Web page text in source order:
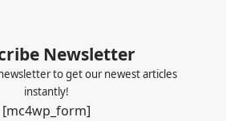
Newsletter
to get our newest articles
instantly!
[mc4wp_form]